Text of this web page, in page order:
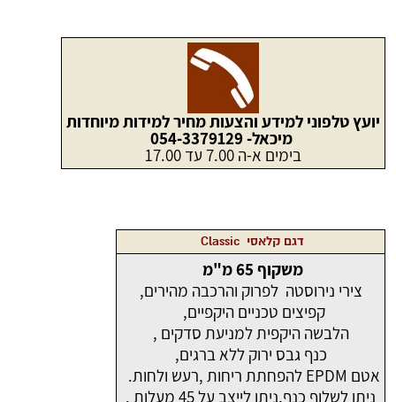
יועץ טלפוני למידע והצעות מחיר למידות מיוחדות
מיכאל- 054-3379129
בימים א-ה 7.00 עד 17.00
דגם קלאסי Classic
משקוף 65 מ"מ
צירי נירוסטה לפרוק והרכבה מהירים,
קפיצים טכניים היקפיים,
הלבשה היקפית למניעת סדקים ,
כנף גבס ירוק ללא ברגים,
אטם EPDM להפחתת ריחות ,רעש ולחות.
ניתן לשלוף כנף,ניתן לייצב על 45 מעלות .